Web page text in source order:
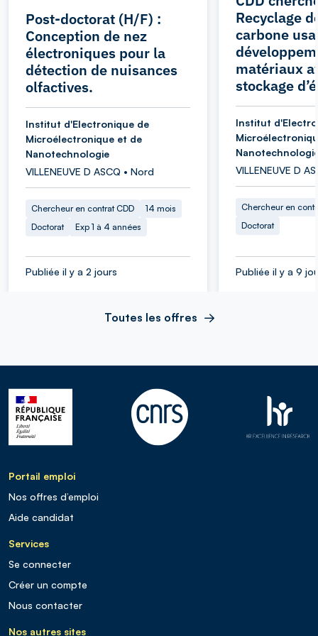
Post-doctorat (H/F) :
Conception de nez
électroniques pour la
détection de nuisances
olfactives.
Institut d'Electronique de
Microélectronique et de
Nanotechnologie
VILLENEUVE D ASCQ • Nord
Chercheur en contrat CDD
14 mois
Doctorat
Exp 1 à 4 années
Publiée il y a 2 jours
Recyclage
carbone
matériaux
stockage
Institut
VILLENEUVE D
Chercheur en
Doctorat
Publiée il y a 9
Toutes les offres
Portail emploi
Nos offres d’emploi
Aide candidat
Services
Se connecter
Créer un compte
Nous contacter
Nos autres sites